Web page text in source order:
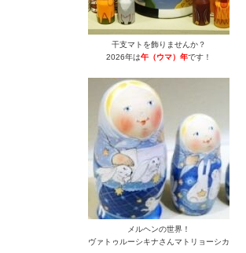
干支マトを飾りませんか？
2026年は午（ウマ）年です！
メルヘンの世界！
ヴァトゥルーシキナさんマトリョーシカ